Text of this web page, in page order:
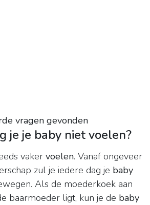
vragen gevonden
je je baby niet voelen?
vaker voelen. Vanaf ongeveer
zul je iedere dag je baby
Als de moederkoek aan
baarmoeder ligt, kun je de baby